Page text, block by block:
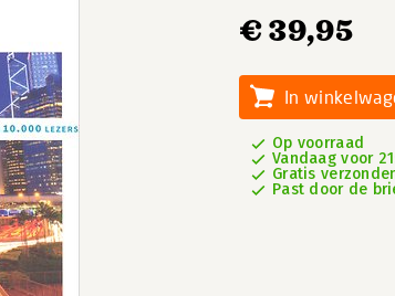
€ 39,95
In
Op voorraad
Vandaag voor
Gratis
Past door de